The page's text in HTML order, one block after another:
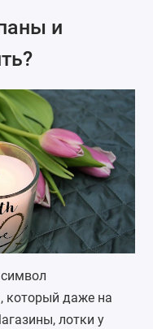
и
который даже на
лотки у